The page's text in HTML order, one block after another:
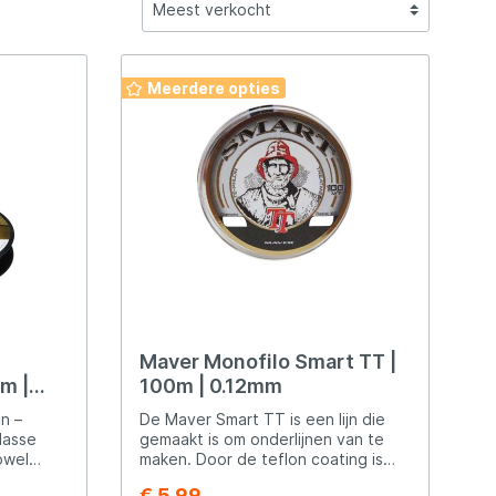
Opbergen & Transport
Stretchers & Slaapzakken
Vislijnen
Sets
Vishengels
Tassen & Foudralen
Vislood & Voerkorven
Sets
Vismolens
Tassen & Foudralen
Vislijnen
Onderlijnen & Toebehoren
Penhengels & Stalkerhengels
Strandhengels
Winkle pickers
Tenten & Paraplu's
Festival
DAM
Eurocatch
FISH-XPRO
Fox Rage Predator
JVS
Legendfossil
|
–
Meerdere opties
Maver Monofilo Smart TT |
100m | 0.12mm
De Maver Smart TT is een lijn die
gemaakt is om onderlijnen van te
maken. Door de teflon coating is